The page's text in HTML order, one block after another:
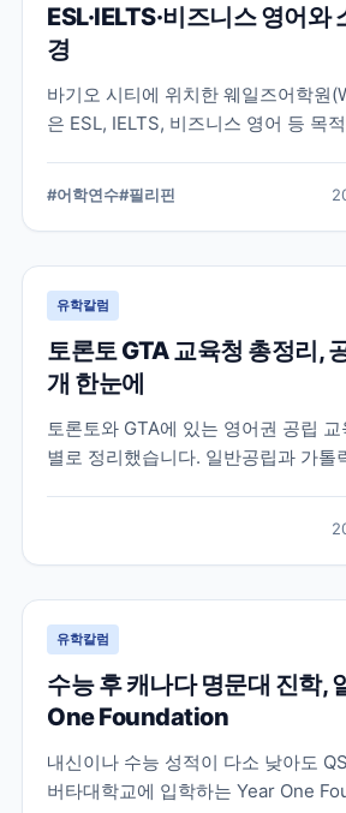
ESL·IELTS·비즈니스 영어와
경
바기오 시티에 위치한 웨일즈어학원
은 ESL, IELTS, 비즈니스 영어 등 목
을 중요하게 보는 분들이 살펴볼 만
#어학연수#필리핀
유학칼럼
토론토 GTA 교육청 총정리,
개 한눈에
토론토와 GTA에 있는 영어권 공립
별로 정리했습니다. 일반공립과 가톨
유학칼럼
수능 후 캐나다 명문대 진학,
One Foundation
내신이나 수능 성적이 다소 낮아도
버타대학교에 입학하는 Year One